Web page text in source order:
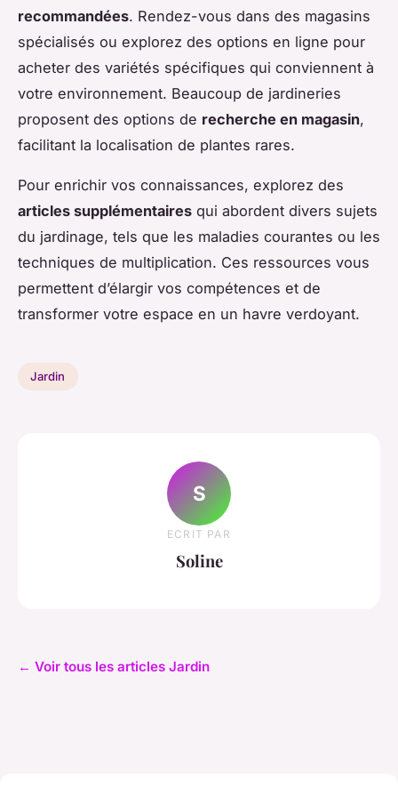
recommandées. Rendez-vous dans des magasins
spécialisés ou explorez des options en ligne pour
acheter des variétés spécifiques qui conviennent à
votre environnement. Beaucoup de jardineries
proposent des options de recherche en magasin,
facilitant la localisation de plantes rares.
Pour enrichir vos connaissances, explorez des
articles supplémentaires qui abordent divers sujets
du jardinage, tels que les maladies courantes ou les
techniques de multiplication. Ces ressources vous
permettent d’élargir vos compétences et de
transformer votre espace en un havre verdoyant.
Jardin
S
ECRIT PAR
Soline
← Voir tous les articles Jardin